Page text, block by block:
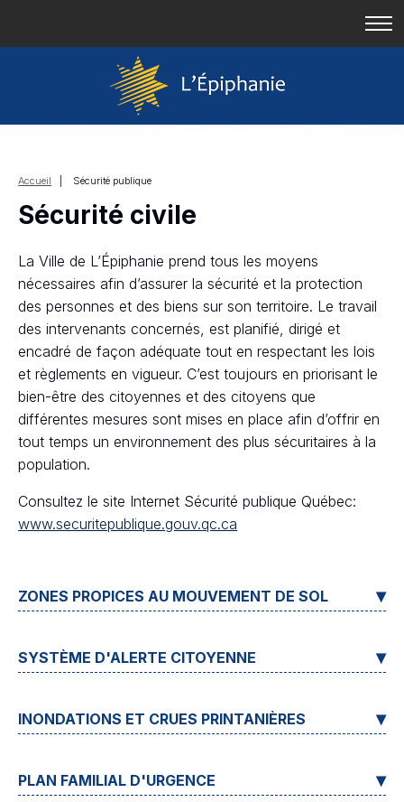
Accueil | Sécurité publique
Sécurité civile
La Ville de L’Épiphanie prend tous les moyens
nécessaires afin d’assurer la sécurité et la protection
des personnes et des biens sur son territoire. Le travail
des intervenants concernés, est planifié, dirigé et
encadré de façon adéquate tout en respectant les lois
et règlements en vigueur. C’est toujours en priorisant le
bien-être des citoyennes et des citoyens que
différentes mesures sont mises en place afin d’offrir en
tout temps un environnement des plus sécuritaires à la
population.
Consultez le site Internet Sécurité publique Québec:
www.securitepublique.gouv.qc.ca
ZONES PROPICES AU MOUVEMENT DE SOL
SYSTÈME D'ALERTE CITOYENNE
INONDATIONS ET CRUES PRINTANIÈRES
PLAN FAMILIAL D'URGENCE